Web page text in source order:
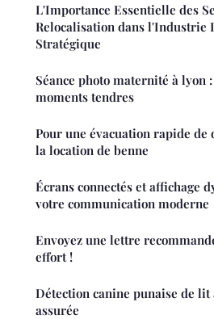
L'Importance Essentielle des
Relocalisation dans l'Industrie
Stratégique
Séance photo maternité à lyon
moments tendres
Pour une évacuation rapide de
la location de benne
Écrans connectés et affichage
votre communication moderne
Envoyez une lettre
effort !
Détection canine punaise de
assurée